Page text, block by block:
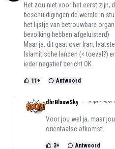
Het zou niet voor het eerst zijn,
beschuldigingen de wereld in
het lijstje van betrouwbare
bevolking hebben afgeluisterd)
Maar ja, dit gaat over Iran,
Islamitische landen (< toeval?)
ieder negatief bericht OK.
11+ Antwoord
dhrBlauwSky 26 april 2025 om
Voor jou wel ja, maar
oriëntaalse afkomst!
3+ Antwoord